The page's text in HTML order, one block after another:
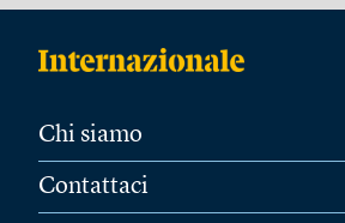
Chi siamo
Contattaci